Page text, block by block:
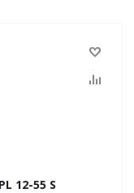
12-55 S